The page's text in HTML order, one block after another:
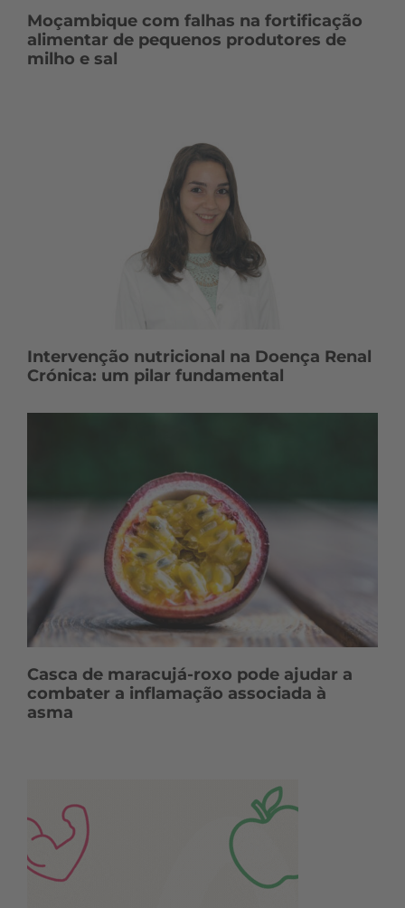
Moçambique com falhas na fortificação
alimentar de pequenos produtores de
milho e sal
Intervenção nutricional na Doença Renal
Crónica: um pilar fundamental
Casca de maracujá-roxo pode ajudar a
combater a inflamação associada à
asma